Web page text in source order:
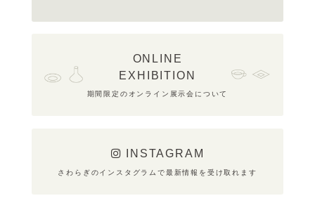
ONLINE
EXHIBITION
期間限定のオンライン展示会について
INSTAGRAM
さわらぎのインスタグラムで最新情報を受け取れます